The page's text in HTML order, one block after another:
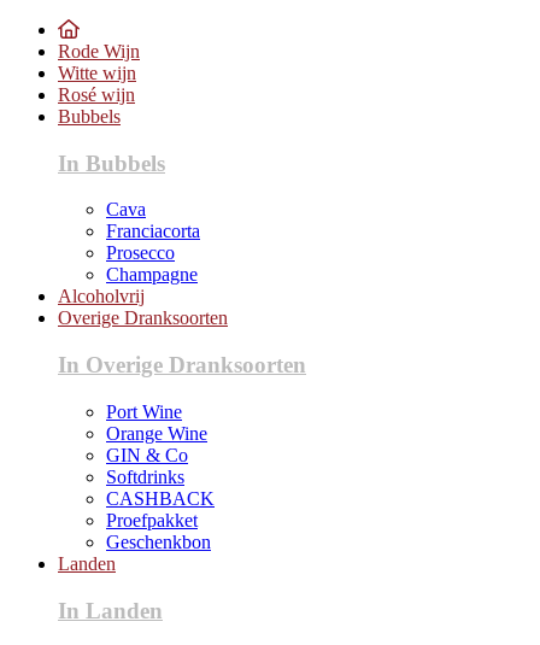
Rode Wijn
Witte wijn
Rosé wijn
Bubbels
In Bubbels
Cava
Franciacorta
Prosecco
Champagne
Alcoholvrij
Overige Dranksoorten
In Overige Dranksoorten
Port Wine
Orange Wine
GIN & Co
Softdrinks
CASHBACK
Proefpakket
Geschenkbon
Landen
In Landen